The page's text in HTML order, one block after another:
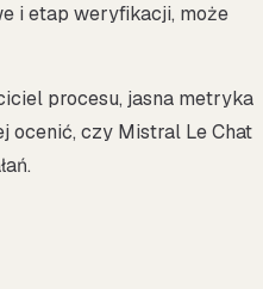
i etap weryfikacji, może
procesu, jasna metryka
ocenić, czy Mistral Le Chat